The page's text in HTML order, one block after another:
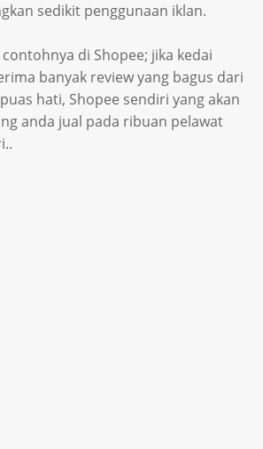
sedikit penggunaan iklan.
di Shopee; jika kedai
banyak review yang bagus dari
hati, Shopee sendiri yang akan
anda jual pada ribuan pelawat